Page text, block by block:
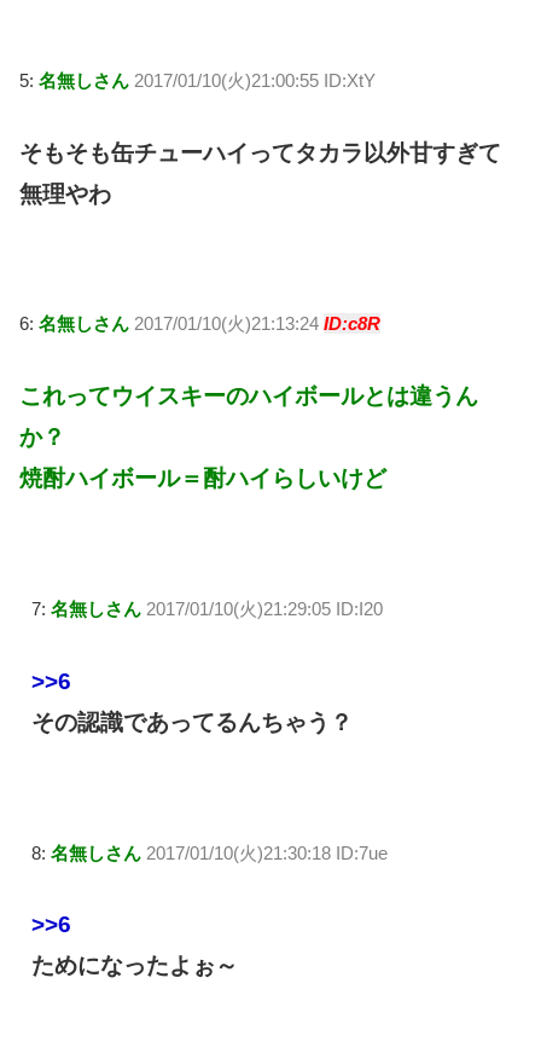
5: 名無しさん 2017/01/10(火)21:00:55 ID:XtY
そもそも缶チューハイってタカラ以外甘すぎて
無理やわ
6: 名無しさん 2017/01/10(火)21:13:24 ID:c8R
これってウイスキーのハイボールとは違うん
か？
焼酎ハイボール＝酎ハイらしいけど
7: 名無しさん 2017/01/10(火)21:29:05 ID:I20
>>6
その認識であってるんちゃう？
8: 名無しさん 2017/01/10(火)21:30:18 ID:7ue
>>6
ためになったよぉ～